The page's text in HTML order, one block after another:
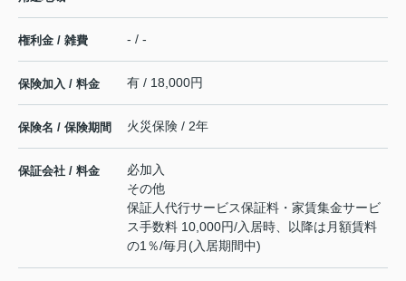
権利金 / 雑費 - / -
保険加入 / 料金 有 / 18,000円
保険名 / 保険期間 火災保険 / 2年
保証会社 / 料金
必加入
その他
保証人代行サービス保証料・家賃集金サービ
ス手数料 10,000円/入居時、以降は月額賃料
の1％/毎月(入居期間中)